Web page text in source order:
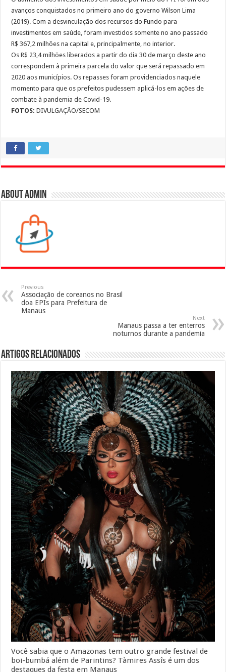
avanços conquistados no primeiro ano do governo Wilson Lima
(2019). Com a desvinculação dos recursos do Fundo para
investimentos em saúde, foram investidos somente no ano passado
R$ 367,2 milhões na capital e, principalmente, no interior.
Os R$ 23,4 milhões liberados a partir do dia 30 de março deste ano
correspondem à primeira parcela do valor que será repassado em
2020 aos municípios. Os repasses foram providenciados naquele
momento para que os prefeitos pudessem aplicá-los em ações de
combate à pandemia de Covid-19.
FOTOS: DIVULGAÇÃO/SECOM
About admin
Previous
Associação de coreanos no Brasil
doa EPIs para Prefeitura de
Manaus
Next
Manaus passa a ter enterros
noturnos durante a pandemia
Artigos Relacionados
Você sabia que o Amazonas tem outro grande festival de
boi-bumbá além de Parintins? Tàmires Assîs é um dos
destaques da festa em Manaus